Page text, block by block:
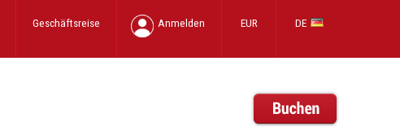
DE
EUR
Anmelden
Geschäftsreise